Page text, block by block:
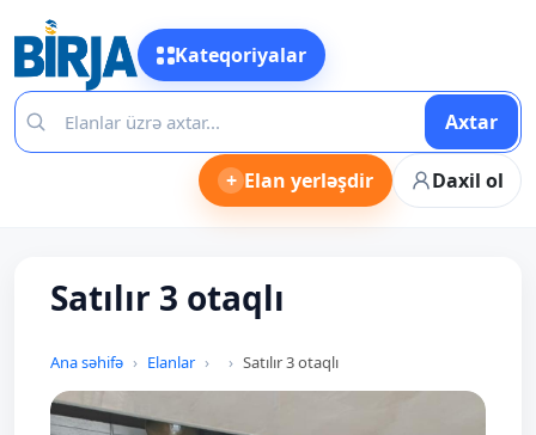
Kateqoriyalar
Axtar
+ Elan yerləşdir Daxil ol
Satılır 3 otaqlı
Ana səhifə Elanlar Satılır 3 otaqlı